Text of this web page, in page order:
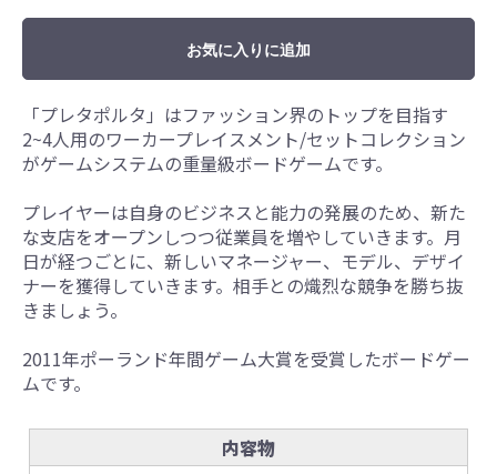
お気に入りに追加
「プレタポルタ」はファッション界のトップを目指す
2~4人用のワーカープレイスメント/セットコレクション
がゲームシステムの重量級ボードゲームです。
プレイヤーは自身のビジネスと能力の発展のため、新た
な支店をオープンしつつ従業員を増やしていきます。月
日が経つごとに、新しいマネージャー、モデル、デザイ
ナーを獲得していきます。相手との熾烈な競争を勝ち抜
きましょう。
2011年ポーランド年間ゲーム大賞を受賞したボードゲー
ムです。
内容物